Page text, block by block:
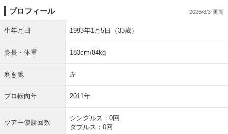
プロフィール 2026/8/3
生年月日 1993年1月5日（33歳）
身長・体重 183cm/84kg
利き腕 左
プロ転向年 2011年
ツアー優勝回数
シングルス：0回
ダブルス：0回